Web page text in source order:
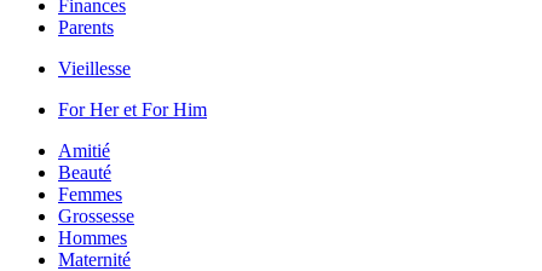
Finances
Parents
Vieillesse
For Her et For Him
Amitié
Beauté
Femmes
Grossesse
Hommes
Maternité